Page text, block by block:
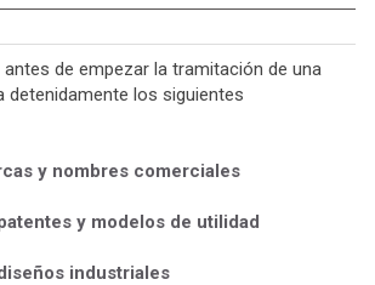
de empezar la tramitación de una
detenidamente los siguientes
y nombres comerciales
y modelos de utilidad
industriales